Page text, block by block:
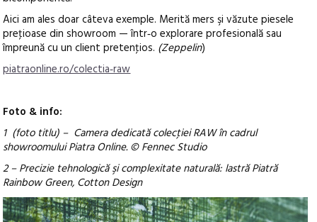
Aici am ales doar câteva exemple. Merită mers şi văzute piesele
preţioase din showroom — într‑o explorare profesională sau
împreună cu un client pretenţios. (Zeppelin)
piatraonline.ro/colectia‑raw
Foto & info:
1 (foto titlu) – Camera dedicată colecţiei RAW în cadrul
showroomului Piatra Online. © Fennec Studio
2 – Precizie tehnologică şi complexitate naturală: lastră Piatră
Rainbow Green, Cotton Design